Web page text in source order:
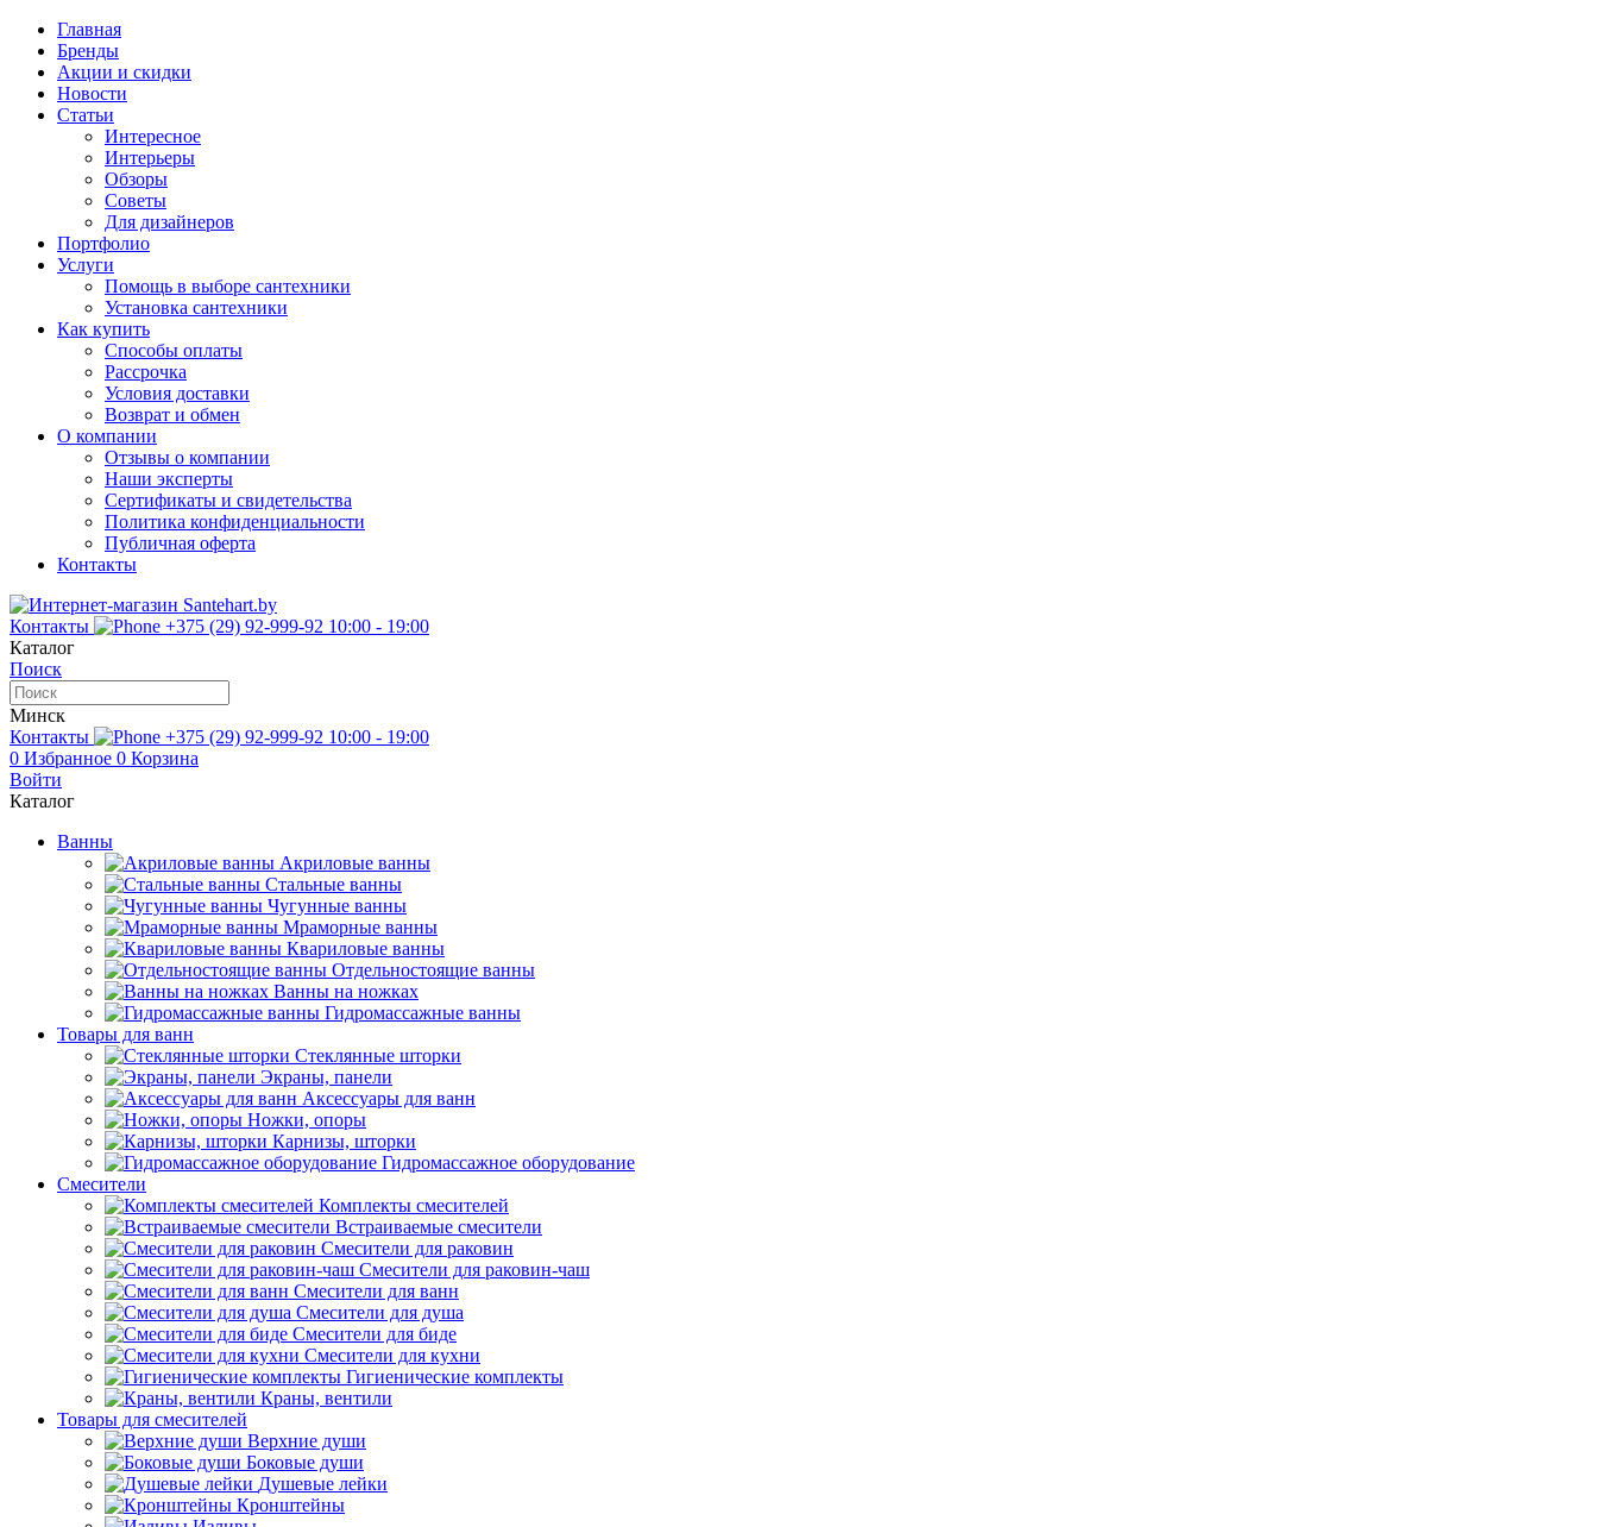
Главная
Бренды
Акции и скидки
Новости
Статьи
Интересное
Интерьеры
Обзоры
Советы
Для дизайнеров
Портфолио
Услуги
Помощь в выборе сантехники
Установка сантехники
Как купить
Способы оплаты
Рассрочка
Условия доставки
Возврат и обмен
О компании
Отзывы о компании
Наши эксперты
Сертификаты и свидетельства
Политика конфиденциальности
Публичная оферта
Контакты
Контакты +375 (29) 92-999-92 10:00 - 19:00
Каталог
Поиск
Минск
Контакты
+375 (29) 92-999-92 10:00 - 19:00
0 Избранное 0 Корзина
Войти
Каталог
Ванны
Акриловые ванны
Стальные ванны
Чугунные ванны
Мраморные ванны
Квариловые ванны
Отдельностоящие ванны
Ванны на ножках
Гидромассажные ванны
Товары для ванн
Стеклянные шторки
Экраны, панели
Аксессуары для ванн
Ножки, опоры
Карнизы, шторки
Гидромассажное оборудование
Смесители
Комплекты смесителей
Встраиваемые смесители
Смесители для раковин
Смесители для раковин-чаш
Смесители для ванн
Смесители для душа
Смесители для биде
Смесители для кухни
Гигиенические комплекты
Краны, вентили
Товары для смесителей
Верхние души
Боковые души
Душевые лейки
Кронштейны